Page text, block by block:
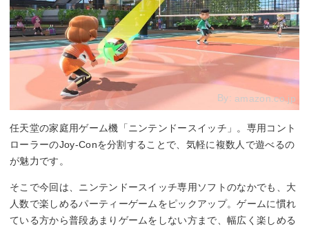
By: amazon.co.jp
任天堂の家庭用ゲーム機「ニンテンドースイッチ」。専用コント
ローラーのJoy-Conを分割することで、気軽に複数人で遊べるの
が魅力です。
そこで今回は、ニンテンドースイッチ専用ソフトのなかでも、大
人数で楽しめるパーティーゲームをピックアップ。ゲームに慣れ
ている方から普段あまりゲームをしない方まで、幅広く楽しめる